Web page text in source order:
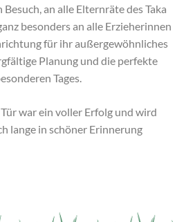
an alle Elternräte des Taka
besonders an alle Erzieherinnen
für ihr außergewöhnliches
Planung und die perfekte
Tages.
war ein voller Erfolg und wird
lange in schöner Erinnerung